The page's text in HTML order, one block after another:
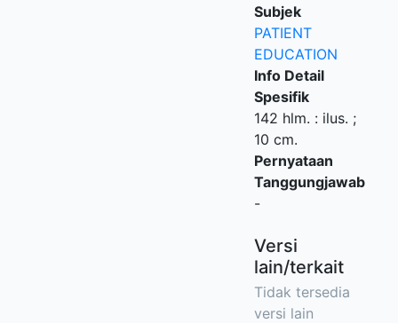
Subjek
PATIENT
EDUCATION
Info Detail
Spesifik
142 hlm. : ilus. ;
10 cm.
Pernyataan
Tanggungjawab
-
Versi
lain/terkait
Tidak tersedia
versi lain